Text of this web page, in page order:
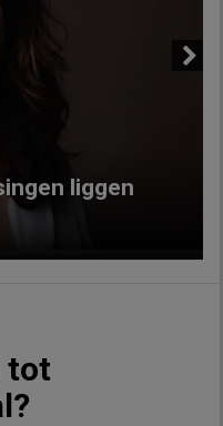
liggen
tot